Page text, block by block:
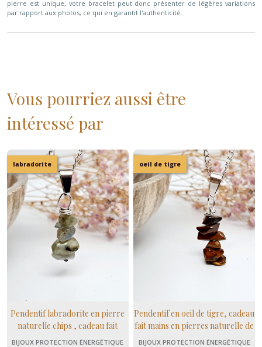
pierre est unique, votre bracelet peut donc présenter de légères variations
par rapport aux photos, ce qui en garantit l'authenticité.
Vous pourriez aussi être
intéressé par
labradorite
Pendentif labradorite en pierre
naturelle chips , cadeau fait
mains femme,domidora
BIJOUX PROTECTION ÉNERGÉTIQUE
oeil de tigre
Pendentif en oeil de tigre, cadeau
fait mains en pierres naturelle de
protection
BIJOUX PROTECTION ÉNERGÉTIQUE